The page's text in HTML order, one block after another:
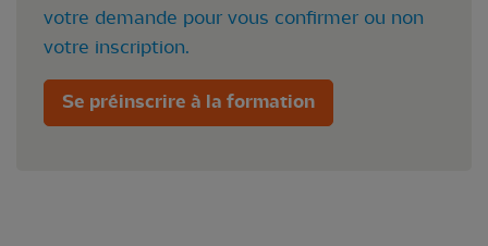
votre demande pour vous confirmer ou non
votre inscription.
Se préinscrire à la formation